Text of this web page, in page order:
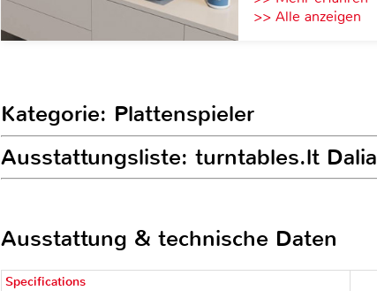
>> Alle anzeigen
Kategorie: Plattenspieler
Ausstattungsliste: turntables.lt Dalia
Ausstattung & technische Daten
Specifications